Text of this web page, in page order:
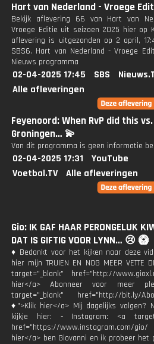
Hart van Nederland - Vroege
Bekijk aflevering 66 van Hart van
Vroege Editie uit seizoen 2025 hier op
aflevering is uitgezonden op 2 april,
SBS6. Hart van Nederland - Vroege
Nieuws programma
02-04-2025 17:45 SBS
Alle afleveringen
Feyenoord: When RvP did this vs.
Groningen… 💫
Van dit programma is geen informatie
02-04-2025 17:31
YouTube
Voetbal.TV
Alle afleveringen
Gio: IK GAF HAAR PERONGELUK
DAT IS GIFTIG VOOR LYNN… 😢 🥝
♦ Bedankt voor het kijken naar deze
hier mijn TRUIEN EN NOG MEER VETTE
target="_blank" href="http://
hier</a> Abonneer voor meer
target="_blank" href="http://bit.ly/
♦">Klik hier</a> Mij dagelijks volgen?
kijkje hier: - Instagram: <a
href="https://www.instagram.com/
hier</a> ben Giovanni en ik probeer het